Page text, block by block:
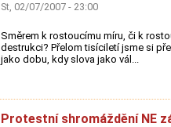
St, 02/07/2007 - 23:00
Směrem k rostoucímu míru, či k
destrukci? Přelom tisíciletí jsme si
jako dobu, kdy slova jako vál...
Protestní shromáždění NE